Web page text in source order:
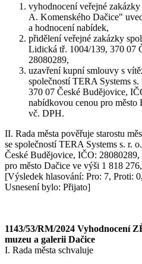
vyhodnocení veřejné
A. Komenského Dačice"
a hodnocení nabídek,
přidělení veřejné zakázky
Lidická tř. 1004/139, 370 07
28080289,
uzavření kupní smlouvy s
společností TERA Systems
370 07 České Budějovice,
nabídkovou cenou pro
vč. DPH.
II. Rada města pověřuje starostu
se společností TERA Systems s. r.
České Budějovice, IČO:
pro město Dačice ve výši 1 818
[Výsledek hlasování: Pro: 7, Proti:
Usnesení bylo: Přijato]
1143/53/RM/2024 Vyhodnocení
muzeu a galerii Dačice
I. Rada města schvaluje